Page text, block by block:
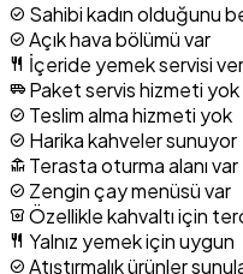
check_circle Sahibi kadın olduğunu
check_circle Açık hava bölümü var
restaurant İçeride yemek servisi
airport_shuttle Paket servis hizmeti yok
check_circle Teslim alma hizmeti yok
check_circle Harika kahveler sunuyor
deck Terasta oturma alanı var
check_circle Zengin çay menüsü var
breakfast_dining Özellikle kahvaltı için
restaurant Yalnız yemek için uygun
check_circle Atıştırmalık ürünler